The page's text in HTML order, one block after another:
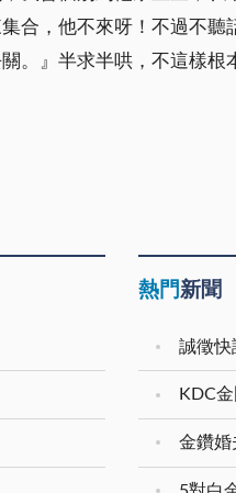
合，他不來呀！不過不
。』半求半哄，不這樣根
熱門新聞
誠徵快
KDC